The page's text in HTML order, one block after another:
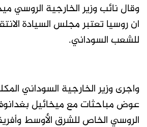
وقال نائب وزير الخارجية الروسي
ان روسيا تعتبر مجلس السيادة
للشعب السوداني.
واجرى وزير الخارجية السوداني
عوض مباحثات مع ميخائيل
الروسي الخاص للشرق الأوسط